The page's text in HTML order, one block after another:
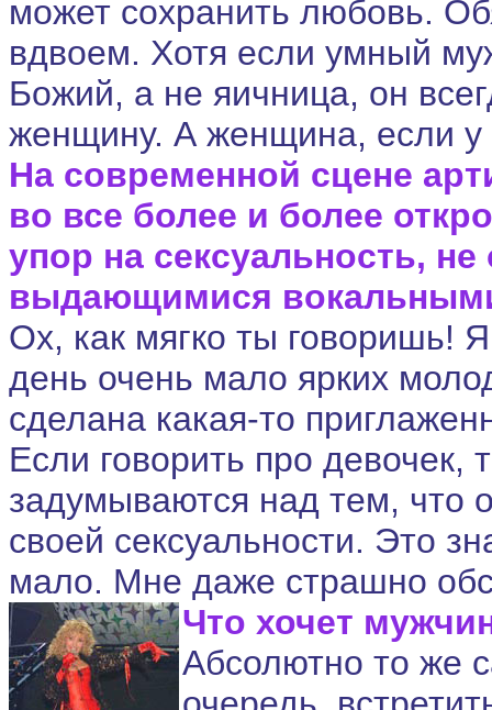
может сохранить любовь.
вдвоем. Хотя если умный
Божий, а не яичница, он
женщину. А женщина, если у
На современной сцене
во все более и более
упор на сексуальность,
выдающимися
Ох, как мягко ты говоришь!
день очень мало ярких
сделана какая-то
Если говорить про
задумываются над тем, что
своей сексуальности. Это
мало. Мне даже страшно
Что хочет
Абсолютно то же